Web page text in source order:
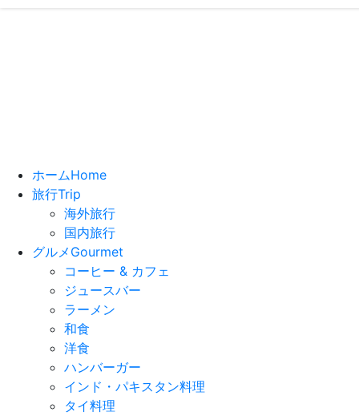
ホームHome
旅行Trip
海外旅行
国内旅行
グルメ Gourmet
コーヒー & カフェ
ジュースバー
ラーメン
和食
洋食
ハンバーガー
インド・パキスタン料理
タイ料理